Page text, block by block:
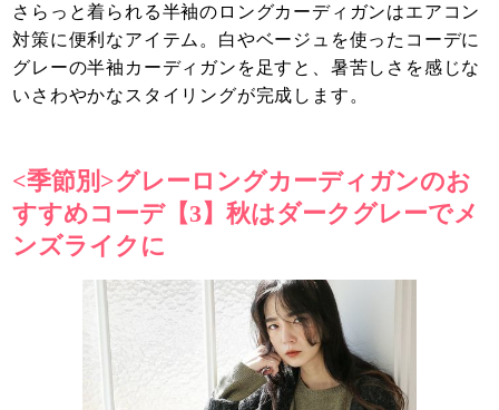
さらっと着られる半袖のロングカーディガンはエアコン
対策に便利なアイテム。白やベージュを使ったコーデに
グレーの半袖カーディガンを足すと、暑苦しさを感じな
いさわやかなスタイリングが完成します。
<季節別>グレーロングカーディガンのお
すすめコーデ【3】秋はダークグレーでメ
ンズライクに